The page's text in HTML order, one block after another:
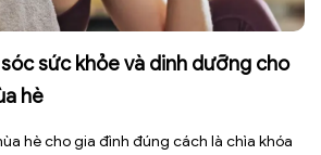
sức khỏe và dinh dưỡng cho
hè
hè cho gia đình đúng cách là chìa khóa